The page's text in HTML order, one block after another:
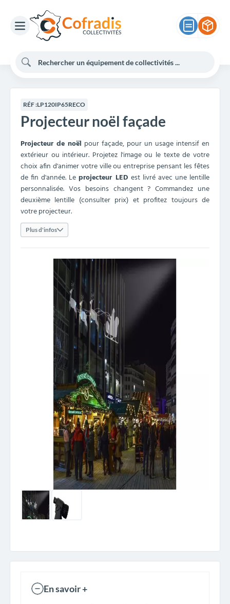
RÉF :LP120IP65RECO
Projecteur noël façade
Projecteur de noël pour façade, pour un usage intensif en
extérieur ou intérieur. Projetez l'image ou le texte de votre
choix afin d'animer votre ville ou entreprise pensant les fêtes
de fin d'année. Leprojecteur LED est livré avec une lentille
personnalisée. Vos besoins changent ? Commandez une
deuxième lentille (consulter prix) et profitez toujours de
votre projecteur.
Plus d'infos
En savoir +